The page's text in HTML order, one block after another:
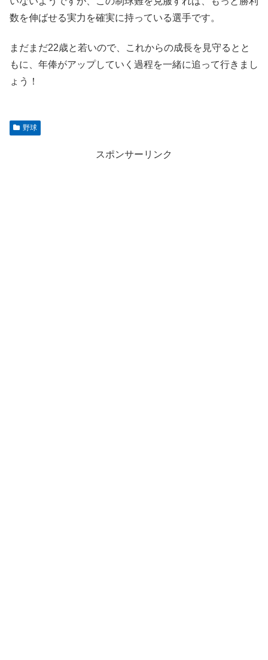
数を伸ばせる実力を確実に持っている選手です。
まだまだ22歳と若いので、これからの成長を見守るとと
もに、年俸がアップしていく過程を一緒に追って行きまし
ょう！
野球
スポンサーリンク